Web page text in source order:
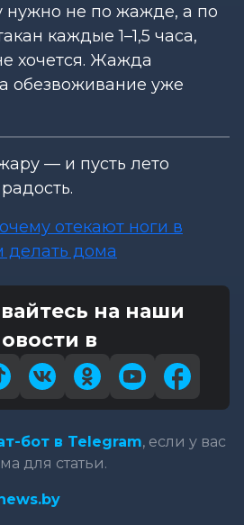
нужно не по жажде, а по
каждые 1–1,5 часа,
хочется. Жажда
обезвоживание уже
— и пусть лето
отекают ноги в
делать дома
на наши
в
бот в Telegram, если у вас
для статьи.